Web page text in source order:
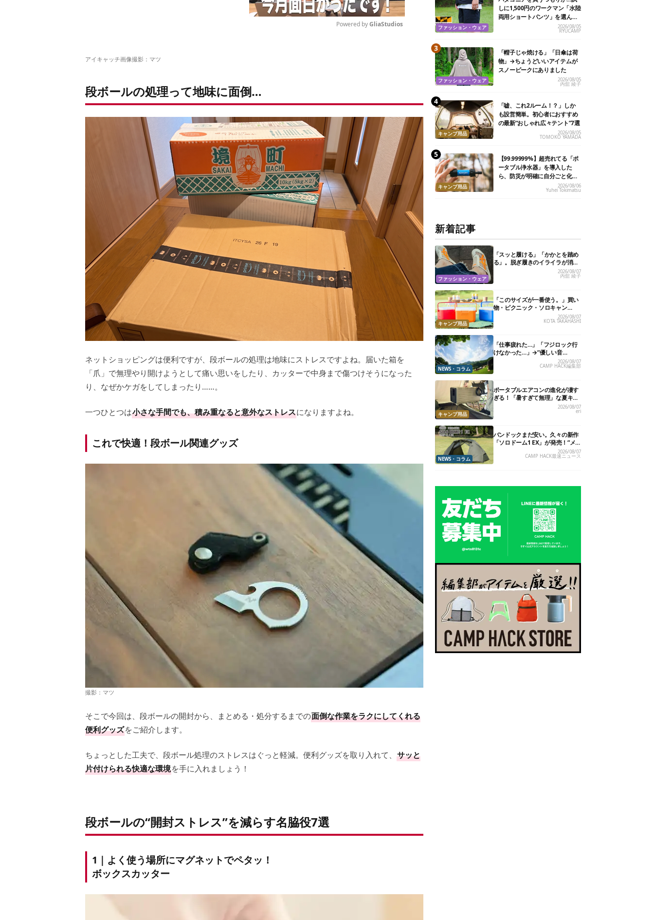
Powered by GliaStudios
アイキャッチ画像撮影：マツ
段ボールの処理って地味に面倒…
ネットショッピングは便利ですが、段ボールの処理は地味にストレスですよね。届いた箱を
「爪」で無理やり開けようとして痛い思いをしたり、カッターで中身まで傷つけそうになった
り、なぜかケガをしてしまったり……。
一つひとつは小さな手間でも、積み重なると意外なストレスになりますよね。
これで快適！段ボール関連グッズ
撮影：マツ
そこで今回は、段ボールの開封から、まとめる・処分するまでの面倒な作業をラクにしてくれる
便利グッズをご紹介します。
ちょっとした工夫で、段ボール処理のストレスはぐっと軽減。便利グッズを取り入れて、 サッと
片付けられる快適な環境を手に入れましょう！
段ボールの“開封ストレス”を減らす名脇役7選
1｜よく使う場所にマグネットでペタッ！
ボックスカッター
ファッション・ウェア
しに1,500円のワークマン「水陸
両用ショートパンツ」を選んだ
2026/08/05
RYUCAMP
ファッション・ウェア
「帽子じゃ焼ける」「日傘は荷
物」→ちょうどいいアイテムが
スノーピークにありました
2026/08/05
内舘 綾子
キャンプ用品
「嘘、これ2ルーム！？」しか
も設営簡単。初心者におすすめ
の最新“おしゃれ広々テント”7選
2026/08/05
TOMOKO YAMADA
キャンプ用品
【99.99999%】超売れてる「ポ
ータブル浄水器」を導入した
ら、防災が明確に自分ごと化し
2026/08/06
Yuhei Tokimatsu
新着記事
ファッション・ウェア
「スッと履ける」「かかとを踏め
る」。脱ぎ履きのイライラが消え
る快適“スニーカーサンダル”6選
2026/08/07
内舘 綾子
キャンプ用品
「このサイズが一番使う。」買い
物・ピクニック・ソロキャン
に“ちょうどいい”小型クーラーボ
ックス13選
2026/08/07
KOTA TAKAHASHI
NEWS・コラム
「仕事疲れた…」「フジロック行
けなかった…」→“優しい音
楽”と“大きな自然”で治癒。まだ間
に合います。
2026/08/07
CAMP HACK編集部
キャンプ用品
ポータブルエアコンの進化が凄す
ぎる！「暑すぎて無理」な夏キャ
ンプを激変させる最新5選2026/08/07
eri
NEWS・コラム
バンドックまだ安い。久々の新作
「ソロドーム1 EX」が発売！“メ
ッシュインナー”だけでも使える
よ【防災も◎】
2026/08/07
CAMP HACK最速ニュース